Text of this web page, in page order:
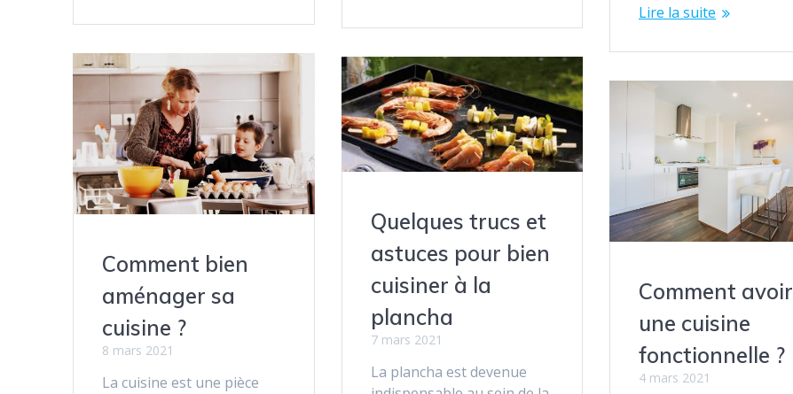
Lire la suite
Comment bien
aménager sa
cuisine ?
8 mars 2021
La cuisine est une pièce
Quelques trucs et
astuces pour bien
cuisiner à la
plancha
7 mars 2021
La plancha est devenue
Comment avoir
une cuisine
fonctionnelle ?
4 mars 2021